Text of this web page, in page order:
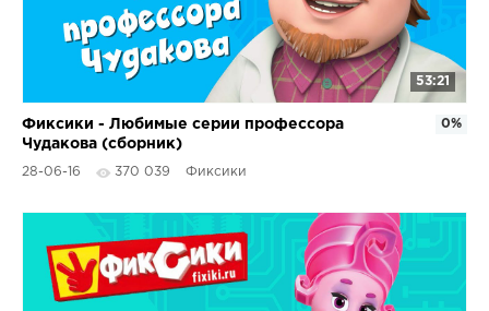
53:21
Фиксики - Любимые серии профессора
Чудакова (сборник)
28-06-16 370 039 Фиксики
0%